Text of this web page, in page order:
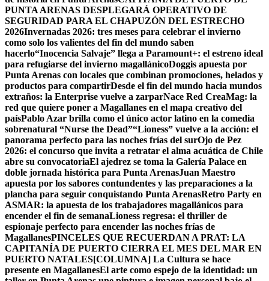
PUNTA ARENAS DESPLEGARÁ OPERATIVO DE
SEGURIDAD PARA EL CHAPUZÓN DEL ESTRECHO
2026Invernadas 2026: tres meses para celebrar el invierno
como solo los valientes del fin del mundo saben
hacerlo“Inocencia Salvaje” llega a Paramount+: el estreno ideal
para refugiarse del invierno magallánicoDoggis apuesta por
Punta Arenas con locales que combinan promociones, helados y
productos para compartirDesde el fin del mundo hacia mundos
extraños: la Enterprise vuelve a zarparNace Red CreaMag: la
red que quiere poner a Magallanes en el mapa creativo del
paísPablo Azar brilla como el único actor latino en la comedia
sobrenatural “Nurse the Dead”“Lioness” vuelve a la acción: el
panorama perfecto para las noches frías del surOjo de Pez
2026: el concurso que invita a retratar el alma acuática de Chile
abre su convocatoriaEl ajedrez se toma la Galería Palace en
doble jornada histórica para Punta ArenasJuan Maestro
apuesta por los sabores contundentes y las preparaciones a la
plancha para seguir conquistando Punta ArenasRetro Party en
ASMAR: la apuesta de los trabajadores magallánicos para
encender el fin de semanaLioness regresa: el thriller de
espionaje perfecto para encender las noches frías de
MagallanesPINCELES QUE RECUERDAN A PRAT: LA
CAPITANÍA DE PUERTO CIERRA EL MES DEL MAR EN
PUERTO NATALES[COLUMNA] La Cultura se hace
presente en MagallanesEl arte como espejo de la identidad: un